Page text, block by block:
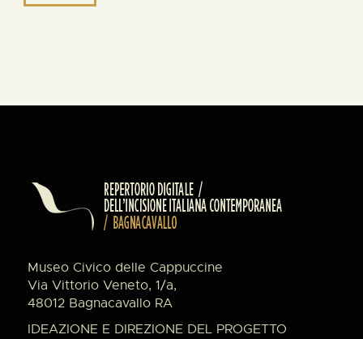
Museo Civico delle Cappuccine
Via Vittorio Veneto, 1/a,
48012 Bagnacavallo RA
IDEAZIONE E DIREZIONE DEL PROGETTO